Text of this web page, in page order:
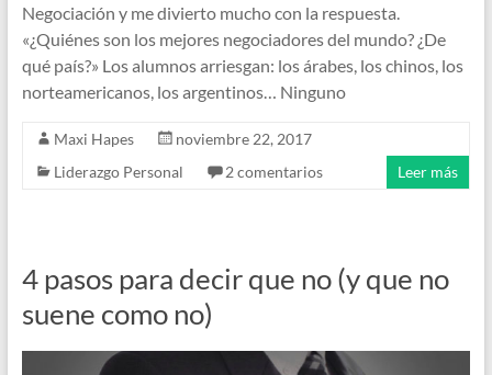
Negociación y me divierto mucho con la respuesta.
«¿Quiénes son los mejores negociadores del mundo? ¿De
qué país?» Los alumnos arriesgan: los árabes, los chinos, los
norteamericanos, los argentinos… Ninguno
Maxi Hapes
noviembre 22, 2017
Liderazgo Personal
2 comentarios Leer más
4 pasos para decir que no (y que no
suene como no)